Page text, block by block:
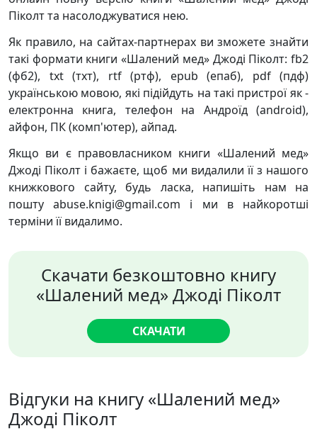
Піколт та насолоджуватися нею.
Як правило, на сайтах-партнерах ви зможете знайти
такі формати книги «Шалений мед» Джоді Піколт: fb2
(фб2), txt (тхт), rtf (ртф), epub (епаб), pdf (пдф)
українською мовою, які підійдуть на такі пристрої як -
електронна книга, телефон на Андроїд (android),
айфон, ПК (комп'ютер), айпад.
Якщо ви є правовласником книги «Шалений мед»
Джоді Піколт і бажаєте, щоб ми видалили її з нашого
книжкового сайту, будь ласка, напишіть нам на
пошту abuse.knigi@gmail.com і ми в найкоротші
терміни її видалимо.
Скачати безкоштовно книгу
«Шалений мед» Джоді Піколт
СКАЧАТИ
Відгуки на книгу «Шалений мед»
Джоді Піколт